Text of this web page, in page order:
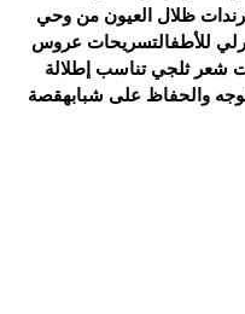
ظلال العيون من وحي
للأطفالتسريحات عروس
شعر ثلجي تناسب إطلالة
والحفاظ على شبابهقصة